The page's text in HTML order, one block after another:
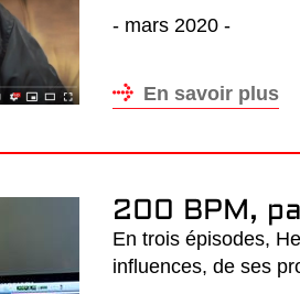
- mars 2020 -
En savoir plus
200 BPM,
En trois épisodes,
influences, de ses